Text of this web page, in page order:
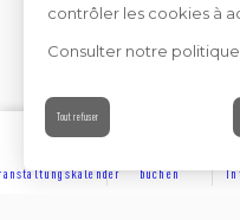
contrôler les cookies à
Consulter notre politique
Tout refuser
buchen